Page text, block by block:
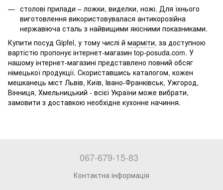
столові прилади – ложки, виделки, ножі. Для їхнього
виготовлення використовувалася антикорозійна
нержавіюча сталь з найвищими якісними показниками.
Купити посуд Gipfel, у тому числі й марміти, за доступною
вартістю пропонує інтернет-магазин top-posuda.com. У
нашому інтернет-магазині представлено повний обсяг
німецької продукції. Скориставшись каталогом, кожен
мешканець міст Львів, Київ, Івано-Франківськ, Ужгород,
Вінниця, Хмельницький - всієї України може вибрати,
замовити з доставкою необхідне кухонне начиння.
067-679-15-83
Контактна інформація